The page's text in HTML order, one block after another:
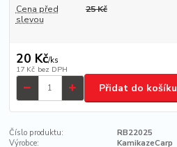
Cena před
slevou
25 Kč
20 Kč/ks
17 Kč bez DPH
Přidat do košíku
Číslo produktu:
RB22025
Výrobce:
KamikazeCarp